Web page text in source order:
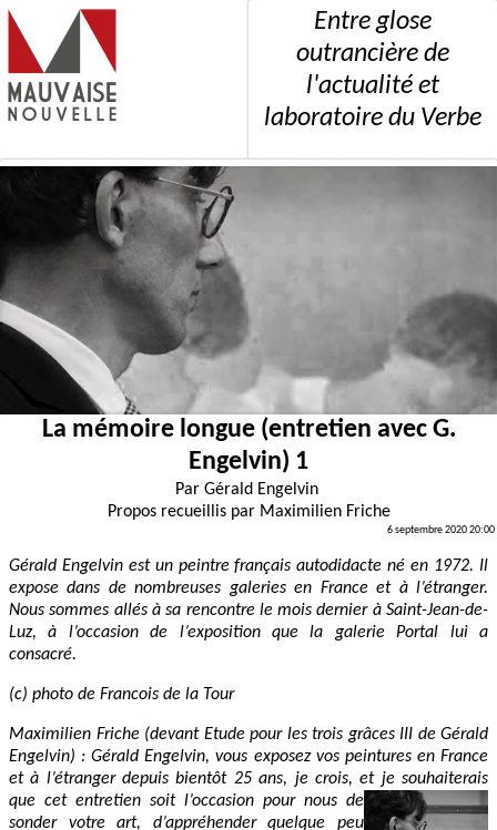
Entre glose
outrancière de
l'actualité et
laboratoire du Verbe
La mémoire longue (entretien avec G.
Engelvin) 1
Par Gérald Engelvin
Propos recueillis par Maximilien Friche
6 septembre 2020 20:00
Gérald Engelvin est un peintre français autodidacte né en 1972. Il
expose dans de nombreuses galeries en France et à l’étranger.
Nous sommes allés à sa rencontre le mois dernier à Saint-Jean-de-
Luz, à l’occasion de l’exposition que la galerie Portal lui a
consacré.
(c) photo de Francois de la Tour
Maximilien Friche (devant Etude pour les trois grâces III de Gérald
Engelvin) : Gérald Engelvin, vous exposez vos peintures en France
et à l’étranger depuis bientôt 25 ans, je crois, et je souhaiterais
que cet entretien soit l’occasion pour nous de
sonder votre art, d’appréhender quelque peu